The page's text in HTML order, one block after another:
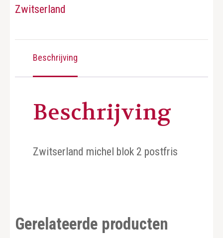
Zwitserland
Beschrijving
Beschrijving
Zwitserland michel blok 2 postfris
Gerelateerde producten